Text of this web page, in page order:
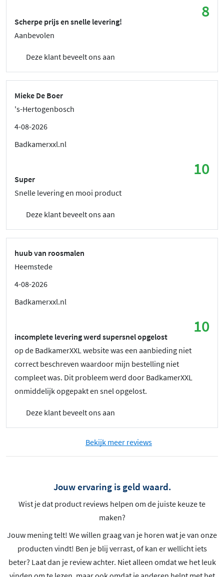
8
Scherpe prijs en snelle levering!
Aanbevolen
Deze klant beveelt ons aan
Mieke De Boer
's-Hertogenbosch
4-08-2026
Badkamerxxl.nl
10
Super
Snelle levering en mooi product
Deze klant beveelt ons aan
huub van roosmalen
Heemstede
4-08-2026
Badkamerxxl.nl
10
incomplete levering werd supersnel opgelost
op de BadkamerXXL website was een aanbieding niet
correct beschreven waardoor mijn bestelling niet
compleet was. Dit probleem werd door BadkamerXXL
onmiddelijk opgepakt en snel opgelost.
Deze klant beveelt ons aan
Bekijk meer reviews
Jouw ervaring is geld waard.
Wist je dat product reviews helpen om de juiste keuze te
maken?
Jouw mening telt! We willen graag van je horen wat je van onze
producten vindt! Ben je blij verrast, of kan er wellicht iets
beter? Laat dan je review achter. Niet alleen omdat we het leuk